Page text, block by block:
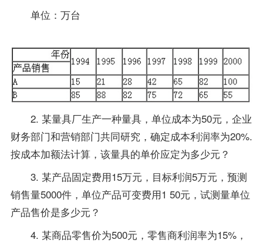
单位：万台
2. 某量具厂生产一种量具，单位成本为50元，企业
财务部门和营销部门共同研究，确定成本利润率为20%.
按成本加额法计算，该量具的单价应定为多少元？
3. 某产品固定费用15万元，目标利润5万元，预测
销售量5000件，单位产品可变费用1 50元，试测量单位
产品售价是多少元？
4. 某商品零售价为500元，零售商利润率为15%，